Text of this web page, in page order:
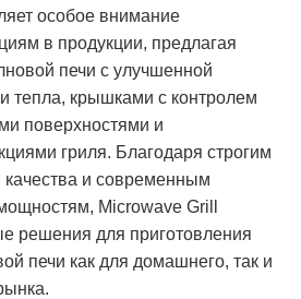
особое внимание
в продукции, предлагая
печи с улучшенной
тепла, крышками с контролем
поверхностями и
гриля. Благодаря строгим
качества и современным
Microwave Grill
решения для приготовления
печи как для домашнего, так и